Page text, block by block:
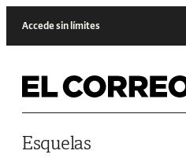
Accede sin límites
Esquelas